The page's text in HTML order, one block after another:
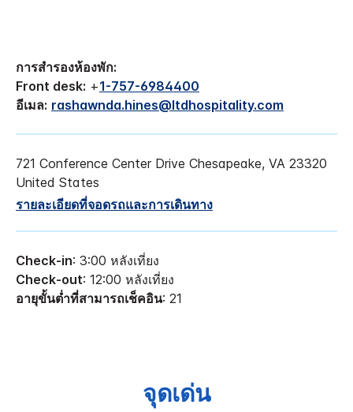
การสำรองห้องพัก:
Front desk: +1-757-6984400
อีเมล: rashawnda.hines@ltdhospitality.com
721 Conference Center Drive Chesapeake, VA 23320
United States
รายละเอียดที่จอดรถและการเดินทาง
Check-in: 3:00 หลังเที่ยง
Check-out: 12:00 หลังเที่ยง
อายุขั้นต่ำที่สามารถเช็คอิน: 21
จุดเด่น